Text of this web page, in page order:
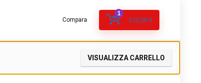
Compara
1
212,00 €
VISUALIZZA CARRELLO